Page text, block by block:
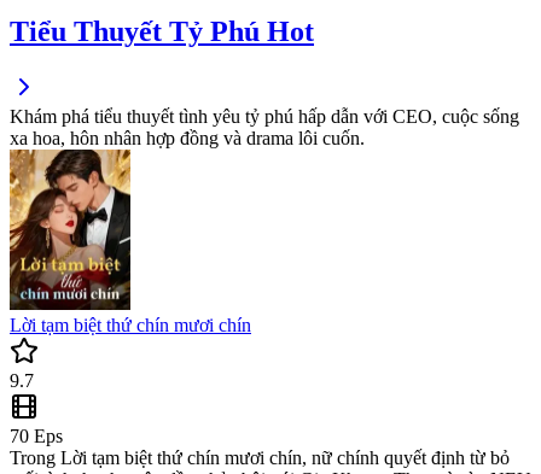
Tiểu Thuyết Tỷ Phú Hot
Khám phá tiểu thuyết tình yêu tỷ phú hấp dẫn với CEO, cuộc sống
xa hoa, hôn nhân hợp đồng và drama lôi cuốn.
Lời tạm biệt thứ chín mươi chín
9.7
70 Eps
Trong Lời tạm biệt thứ chín mươi chín, nữ chính quyết định từ bỏ